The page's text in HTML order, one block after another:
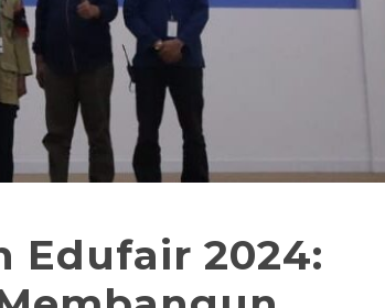
Edufair 2024: